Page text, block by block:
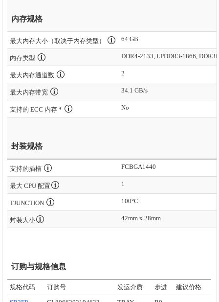
内存规格
最大内存大小（取决于内存类型） 64 GB
内存类型 DDR4-2133, LPDDR3-1866,
最大内存通道数 2
最大内存带宽 34.1 GB/s
支持的 ECC 内存 * No
封装规格
支持的插槽 FCBGA1440
最大 CPU 配置 1
TJUNCTION 100°C
封装大小 42mm x 28mm
订购与规格信息
规格代码 订购号 发运介质 步进 建议价格